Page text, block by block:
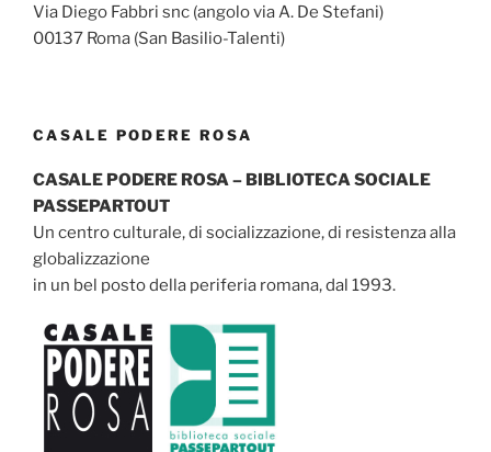
Via Diego Fabbri snc (angolo via A. De Stefani)
00137 Roma (San Basilio-Talenti)
CASALE PODERE ROSA
CASALE PODERE ROSA – BIBLIOTECA SOCIALE
PASSEPARTOUT
Un centro culturale, di socializzazione, di resistenza alla
globalizzazione
in un bel posto della periferia romana, dal 1993.